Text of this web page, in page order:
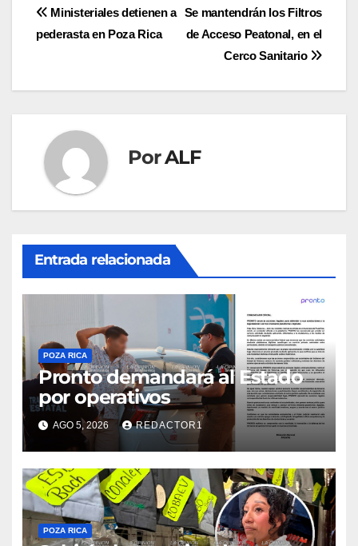
Navegación
de
entradas
Se mantendrán los Filtros
de Acceso Peatonal, en el
Cerco Sanitario
Ministeriales detienen a
pederasta en Poza Rica
PorALF
Entrada relacionada
POZA RICA
Pronto demandará al Estado
por operativos
AGO 5, 2026 REDACTOR1
POZA RICA